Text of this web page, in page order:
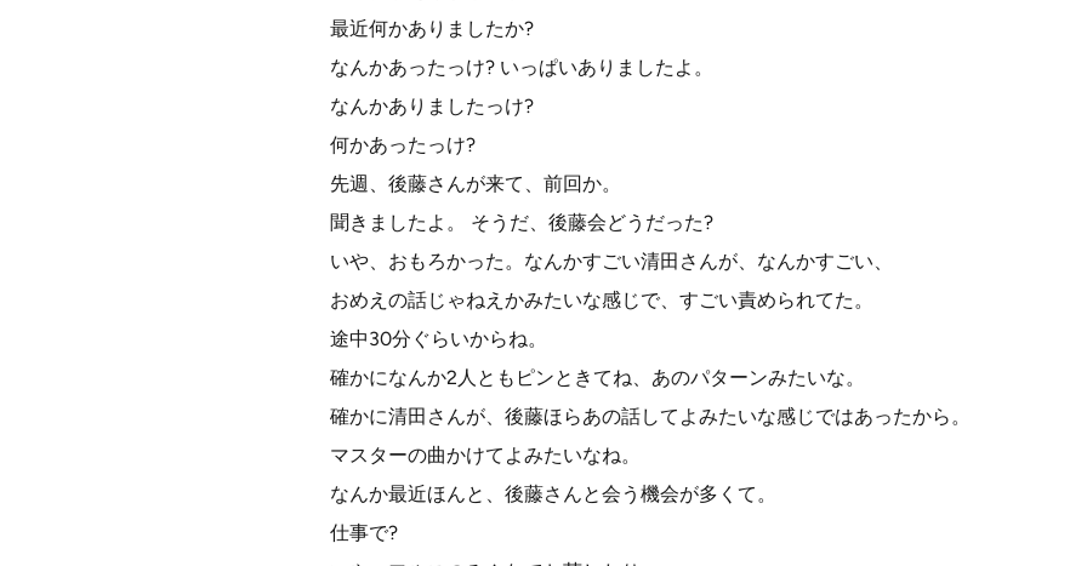
最近何かありましたか?
なんかあったっけ? いっぱいありましたよ。
なんかありましたっけ?
何かあったっけ?
先週、後藤さんが来て、前回か。
聞きましたよ。 そうだ、後藤会どうだった?
いや、おもろかった。なんかすごい清田さんが、なんかすごい、
おめえの話じゃねえかみたいな感じで、すごい責められてた。
途中30分ぐらいからね。
確かになんか2人ともピンときてね、あのパターンみたいな。
確かに清田さんが、後藤ほらあの話してよみたいな感じではあったから。
マスターの曲かけてよみたいなね。
なんか最近ほんと、後藤さんと会う機会が多くて。
仕事で?